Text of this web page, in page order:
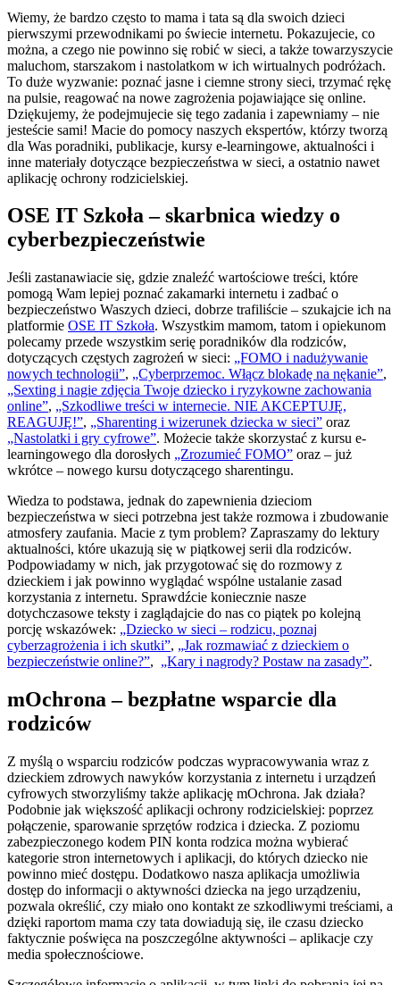
Wiemy, że bardzo często to mama i tata są dla swoich dzieci
pierwszymi przewodnikami po świecie internetu. Pokazujecie, co
można, a czego nie powinno się robić w sieci, a także towarzyszycie
maluchom, starszakom i nastolatkom w ich wirtualnych podróżach.
To duże wyzwanie: poznać jasne i ciemne strony sieci, trzymać rękę
na pulsie, reagować na nowe zagrożenia pojawiające się online.
Dziękujemy, że podejmujecie się tego zadania i zapewniamy – nie
jesteście sami! Macie do pomocy naszych ekspertów, którzy tworzą
dla Was poradniki, publikacje, kursy e-learningowe, aktualności i
inne materiały dotyczące bezpieczeństwa w sieci, a ostatnio nawet
aplikację ochrony rodzicielskiej.
OSE IT Szkoła – skarbnica wiedzy o
cyberbezpieczeństwie
Jeśli zastanawiacie się, gdzie znaleźć wartościowe treści, które
pomogą Wam lepiej poznać zakamarki internetu i zadbać o
bezpieczeństwo Waszych dzieci, dobrze trafiliście – szukajcie ich na
platformie OSE IT Szkoła. Wszystkim mamom, tatom i opiekunom
polecamy przede wszystkim serię poradników dla rodziców,
dotyczących częstych zagrożeń w sieci: „FOMO i nadużywanie
nowych technologii”, „Cyberprzemoc. Włącz blokadę na nękanie”,
„Sexting i nagie zdjęcia Twoje dziecko i ryzykowne zachowania
online”, „Szkodliwe treści w internecie. NIE AKCEPTUJĘ,
REAGUJĘ!”, „Sharenting i wizerunek dziecka w sieci” oraz
„Nastolatki i gry cyfrowe”. Możecie także skorzystać z kursu e-
learningowego dla dorosłych „Zrozumieć FOMO” oraz – już
wkrótce – nowego kursu dotyczącego sharentingu.
Wiedza to podstawa, jednak do zapewnienia dzieciom
bezpieczeństwa w sieci potrzebna jest także rozmowa i zbudowanie
atmosfery zaufania. Macie z tym problem? Zapraszamy do lektury
aktualności, które ukazują się w piątkowej serii dla rodziców.
Podpowiadamy w nich, jak przygotować się do rozmowy z
dzieckiem i jak powinno wyglądać wspólne ustalanie zasad
korzystania z internetu. Sprawdźcie koniecznie nasze
dotychczasowe teksty i zaglądajcie do nas co piątek po kolejną
porcję wskazówek: „Dziecko w sieci – rodzicu, poznaj
cyberzagrożenia i ich skutki”, „Jak rozmawiać z dzieckiem o
bezpieczeństwie online?”, „Kary i nagrody? Postaw na zasady”.
mOchrona – bezpłatne wsparcie dla
rodziców
Z myślą o wsparciu rodziców podczas wypracowywania wraz z
dzieckiem zdrowych nawyków korzystania z internetu i urządzeń
cyfrowych stworzyliśmy także aplikację mOchrona. Jak działa?
Podobnie jak większość aplikacji ochrony rodzicielskiej: poprzez
połączenie, sparowanie sprzętów rodzica i dziecka. Z poziomu
zabezpieczonego kodem PIN konta rodzica można wybierać
kategorie stron internetowych i aplikacji, do których dziecko nie
powinno mieć dostępu. Dodatkowo nasza aplikacja umożliwia
dostęp do informacji o aktywności dziecka na jego urządzeniu,
pozwala określić, czy miało ono kontakt ze szkodliwymi treściami, a
dzięki raportom mama czy tata dowiadują się, ile czasu dziecko
faktycznie poświęca na poszczególne aktywności – aplikacje czy
media społecznościowe.